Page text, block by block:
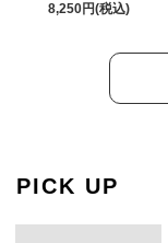
8,250円(税込)
PICK UP